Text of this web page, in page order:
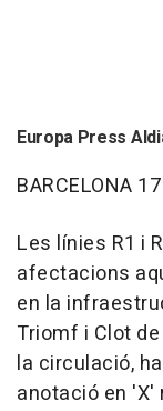
Europa Press
BARCELONA
Les línies R1 i
afectacions
en la
Triomf i Clot
la circulació,
anotació en 'X'